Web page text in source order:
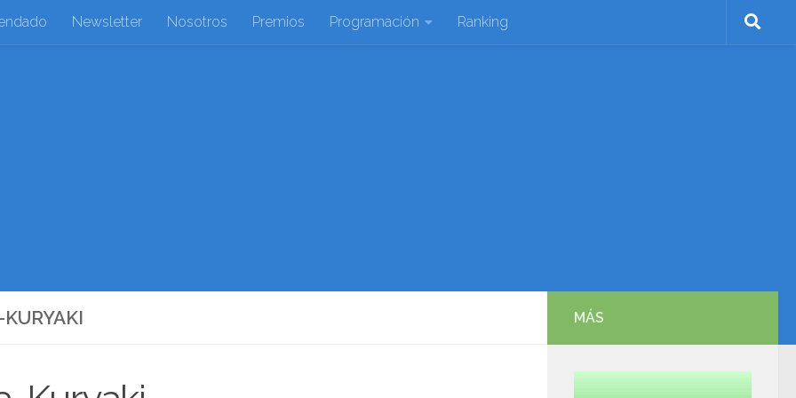
Newsletter Nosotros Premios Programación Ranking
MÁS